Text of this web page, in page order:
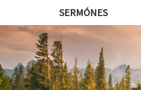
SERMÓNES